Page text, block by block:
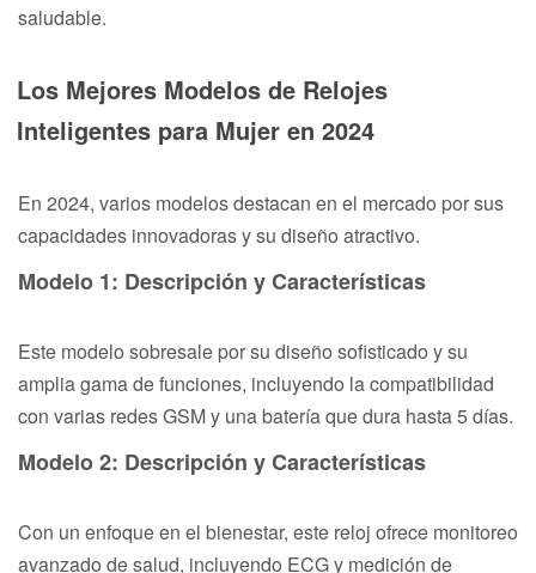
saludable.
Los Mejores Modelos de Relojes
Inteligentes para Mujer en 2024
En 2024, varios modelos destacan en el mercado por sus
capacidades innovadoras y su diseño atractivo.
Modelo 1: Descripción y Características
Este modelo sobresale por su diseño sofisticado y su
amplia gama de funciones, incluyendo la compatibilidad
con varias redes GSM y una batería que dura hasta 5 días.
Modelo 2: Descripción y Características
Con un enfoque en el bienestar, este reloj ofrece monitoreo
avanzado de salud, incluyendo ECG y medición de